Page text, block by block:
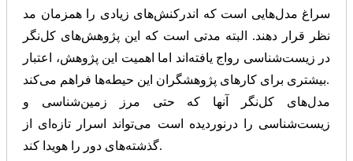
سراغ مدل‌هایی است که اندرکنش‌های زیادی را همزمان مد
نظر قرار دهند. البته مدتی است که این پژوهش‌های کل‌نگر
در زیست‌شناسی رواج یافته‌اند اما اهمیت این پژوهش، اعتبار
بیشتری برای کارهای پژوهشگران این حیطه‌ها فراهم می‌کند.
مدل‌های کل‌نگر آنها که حتی مرز زمین‌شناسی و
زیست‌شناسی را درنوردیده است می‌تواند اسرار تازه‌ای از
گذشته‌های دور را هویدا کند.